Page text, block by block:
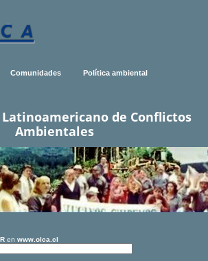
Comunidades Política ambiental
de Conflictos
Ambientales
en www.olca.cl